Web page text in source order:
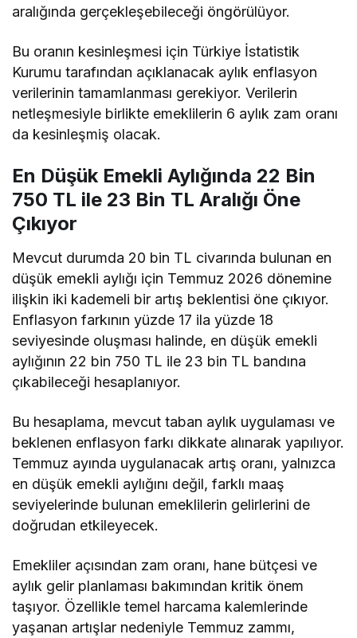
aralığında gerçekleşebileceği öngörülüyor.
Bu oranın kesinleşmesi için Türkiye İstatistik
Kurumu tarafından açıklanacak aylık enflasyon
verilerinin tamamlanması gerekiyor. Verilerin
netleşmesiyle birlikte emeklilerin 6 aylık zam oranı
da kesinleşmiş olacak.
En Düşük Emekli Aylığında 22 Bin
750 TL ile 23 Bin TL Aralığı Öne
Çıkıyor
Mevcut durumda 20 bin TL civarında bulunan en
düşük emekli aylığı için Temmuz 2026 dönemine
ilişkin iki kademeli bir artış beklentisi öne çıkıyor.
Enflasyon farkının yüzde 17 ila yüzde 18
seviyesinde oluşması halinde, en düşük emekli
aylığının 22 bin 750 TL ile 23 bin TL bandına
çıkabileceği hesaplanıyor.
Bu hesaplama, mevcut taban aylık uygulaması ve
beklenen enflasyon farkı dikkate alınarak yapılıyor.
Temmuz ayında uygulanacak artış oranı, yalnızca
en düşük emekli aylığını değil, farklı maaş
seviyelerinde bulunan emeklilerin gelirlerini de
doğrudan etkileyecek.
Emekliler açısından zam oranı, hane bütçesi ve
aylık gelir planlaması bakımından kritik önem
taşıyor. Özellikle temel harcama kalemlerinde
yaşanan artışlar nedeniyle Temmuz zammı,